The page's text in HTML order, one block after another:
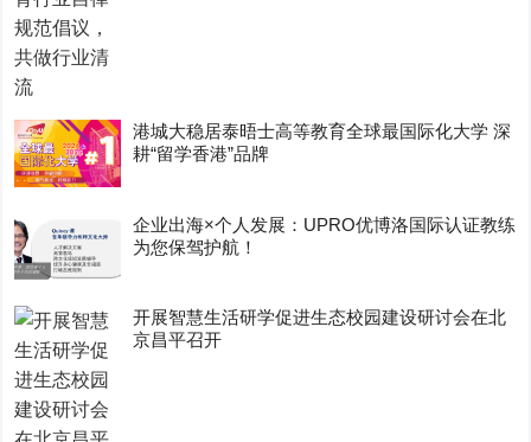
港城大稳居泰晤士高等教育全球最国际化大学 深
耕“留学香港”品牌
企业出海×个人发展：UPRO优博洛国际认证教练
为您保驾护航！
开展智慧生活研学促进生态校园建设研讨会在北
京昌平召开